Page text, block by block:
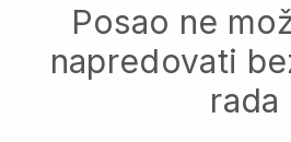
Posao ne
napredovati
rada